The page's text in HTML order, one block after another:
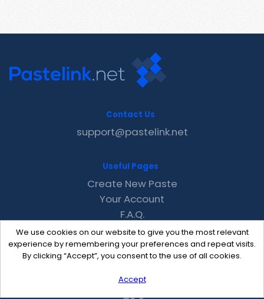
We use cookies on our website to give you the most relevant
experience by remembering your preferences and repeat visits.
By clicking “Accept”, you consent to the use of all cookies.
Accept
Contact Us
support@pastelink.net
Useful Pages
Create New Paste
Your Account
F.A.Q.
Recent
Contact